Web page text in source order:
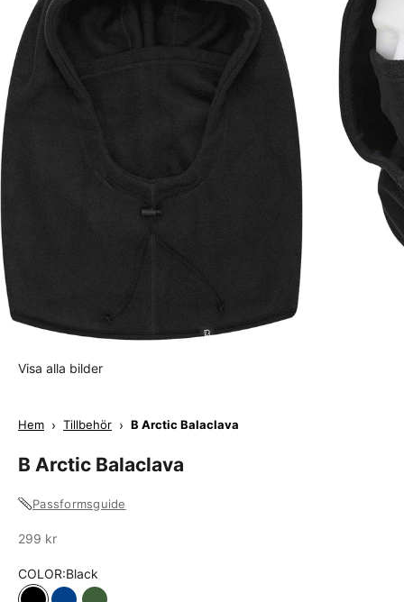
Visa alla bilder
Hem › Tillbehör › B Arctic Balaclava
B Arctic Balaclava
Passformsguide
Sale
299 kr
COLOR:Black